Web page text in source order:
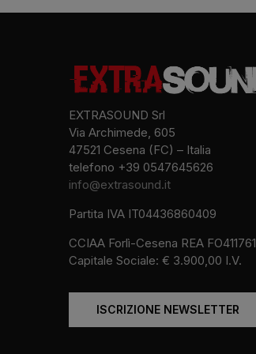
EXTRASOUND Srl
Via Archimede, 605
47521 Cesena (FC) – Italia
telefono +39 0547645626
info@extrasound.it
Partita IVA IT04436860409
CCIAA Forlì-Cesena REA FO411761
Capitale Sociale: € 3.900,00 I.V.
ISCRIZIONE NEWSLETTER